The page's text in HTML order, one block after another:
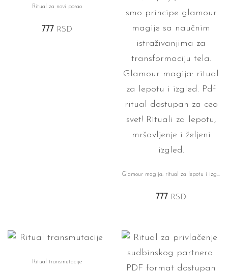
Ritual za novi posao
777 RSD
Glamour magija: ritual za lepotu i izgled
777 RSD
Ritual transmutacije